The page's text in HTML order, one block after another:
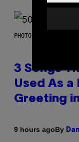
PHOTO BY GREGORY
3 Songs
Used As a
Greeting
9 hours agoBy